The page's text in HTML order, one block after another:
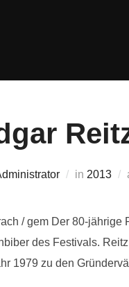
in 2013
/ gem Der 80-jährige
des Festivals.
1979 zu den